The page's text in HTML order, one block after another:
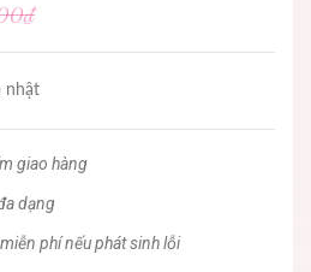
nhật
giao hàng
dạng
phí nếu phát sinh lỗi